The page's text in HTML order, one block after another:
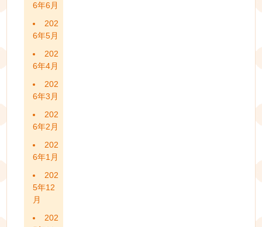
6年6月
202
6年5月
202
6年4月
202
6年3月
202
6年2月
202
6年1月
202
5年12
月
202